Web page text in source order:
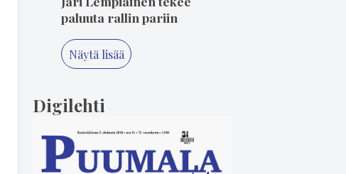
paluuta rallin pariin
Näytä lisää
Digilehti